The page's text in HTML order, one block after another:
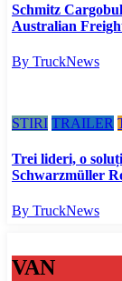
Schmitz
Australian
By TruckNews
STIRI TRAILER
Trei lideri, o
Schwarzmüller
By TruckNews
VAN